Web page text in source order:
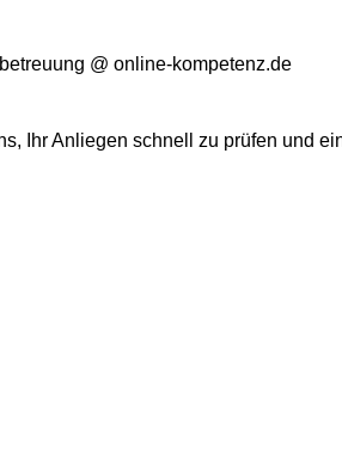
@ online-kompetenz.de
Ihr Anliegen schnell zu prüfen und